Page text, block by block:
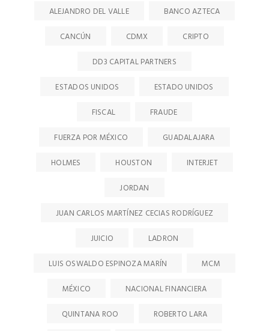
ALEJANDRO DEL VALLE
BANCO AZTECA
CANCÚN
CDMX
CRIPTO
DD3 CAPITAL PARTNERS
ESTADOS UNIDOS
ESTADO UNIDOS
FISCAL
FRAUDE
FUERZA POR MÉXICO
GUADALAJARA
HOLMES
HOUSTON
INTERJET
JORDAN
JUAN CARLOS MARTÍNEZ CECIAS RODRÍGUEZ
JUICIO
LADRON
LUIS OSWALDO ESPINOZA MARÍN
MCM
MÉXICO
NACIONAL FINANCIERA
QUINTANA ROO
ROBERTO LARA